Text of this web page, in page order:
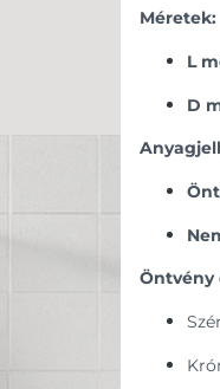
Méretek:
L
D
Öntvény